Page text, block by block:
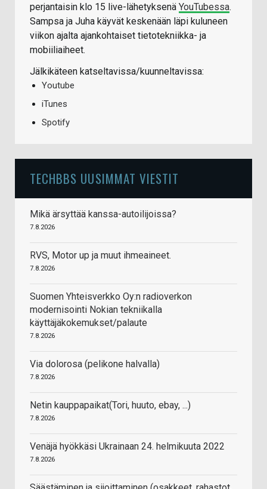
perjantaisin klo 15 live-lähetyksenä YouTubessa.
Sampsa ja Juha käyvät keskenään läpi kuluneen
viikon ajalta ajankohtaiset tietotekniikka- ja
mobiiliaiheet.
Jälkikäteen katseltavissa/kuunneltavissa:
Youtube
iTunes
Spotify
TECHBBS UUSIMMAT VIESTIT
Mikä ärsyttää kanssa-autoilijoissa?
7.8.2026
RVS, Motor up ja muut ihmeaineet.
7.8.2026
Suomen Yhteisverkko Oy:n radioverkon
modernisointi Nokian tekniikalla
käyttäjäkokemukset/palaute
7.8.2026
Via dolorosa (pelikone halvalla)
7.8.2026
Netin kauppapaikat(Tori, huuto, ebay, ...)
7.8.2026
Venäjä hyökkäsi Ukrainaan 24. helmikuuta 2022
7.8.2026